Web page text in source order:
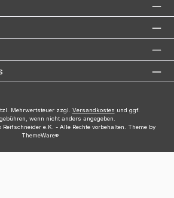
Mehrwertsteuer zzgl. Versandkosten und ggf.
wenn nicht anders angegeben.
e.K. - Alle Rechte vorbehalten. Theme by
ThemeWare®